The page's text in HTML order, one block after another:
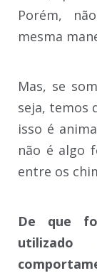
Porém,
mesma
Mas, se
seja, temos
isso é
não é algo
entre os
De que